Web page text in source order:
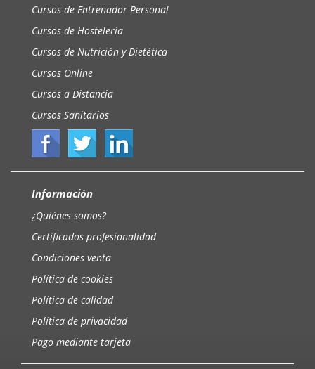
Cursos de Entrenador Personal
Cursos de Hostelería
Cursos de Nutrición y Dietética
Cursos Online
Cursos a Distancia
Cursos Sanitarios
Información
¿Quiénes somos?
Certificados profesionalidad
Condiciones venta
Política de cookies
Política de calidad
Política de privacidad
Pago mediante tarjeta